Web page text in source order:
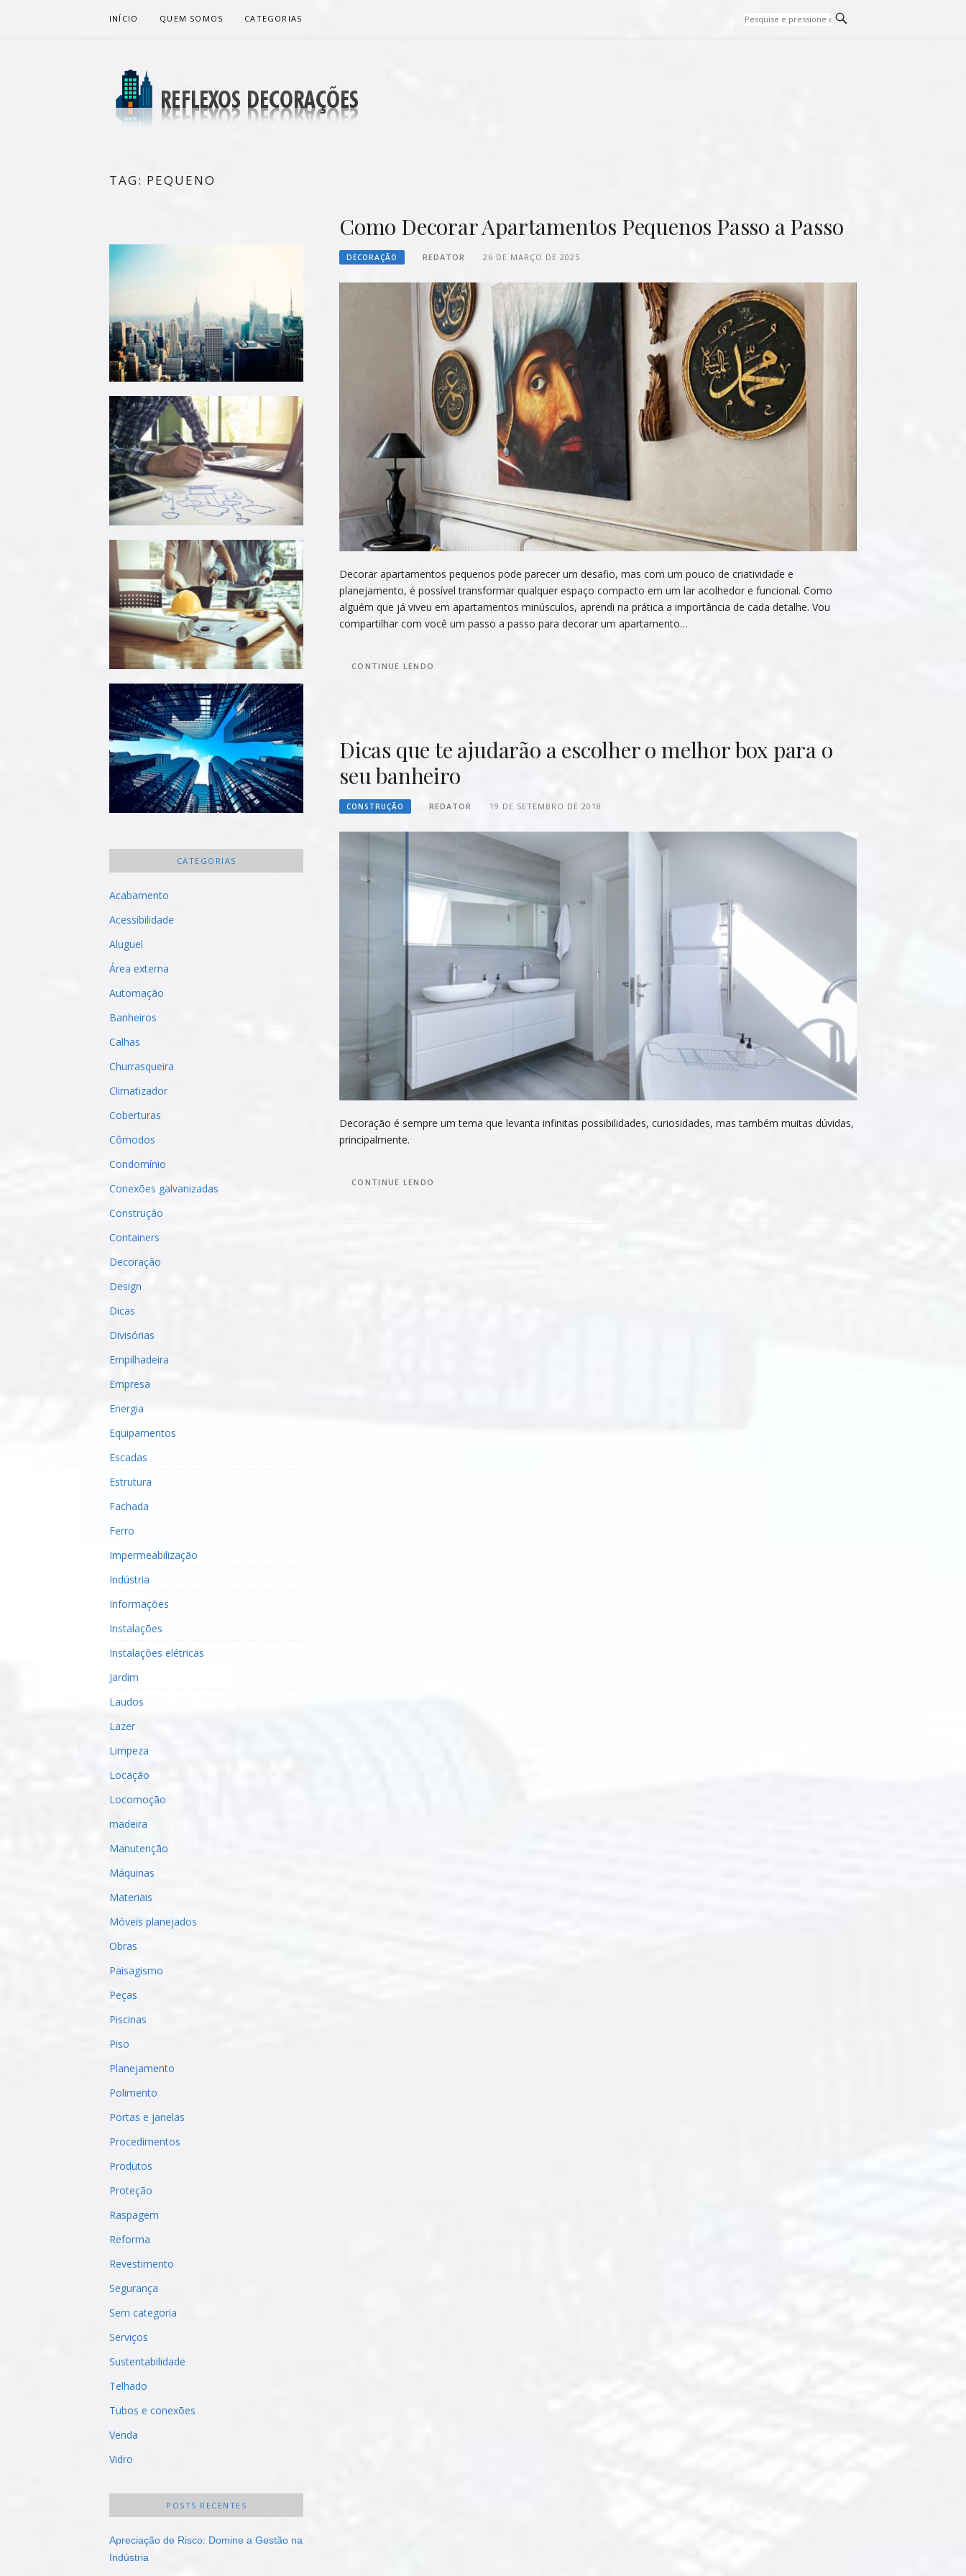
INÍCIO QUEM SOMOS CATEGORIAS
TAG: PEQUENO
Como Decorar Apartamentos Pequenos Passo a Passo
DECORAÇÃO REDATOR 26 DE MARÇO DE 2025
Decorar apartamentos pequenos pode parecer um desafio, mas com um pouco de criatividade e
planejamento, é possível transformar qualquer espaço compacto em um lar acolhedor e funcional. Como
alguém que já viveu em apartamentos minúsculos, aprendi na prática a importância de cada detalhe. Vou
compartilhar com você um passo a passo para decorar um apartamento…
CONTINUE LENDO
Dicas que te ajudarão a escolher o melhor box para o
seu banheiro
CONSTRUÇÃO REDATOR 19 DE SETEMBRO DE 2018
Decoração é sempre um tema que levanta infinitas possibilidades, curiosidades, mas também muitas dúvidas,
principalmente.
CONTINUE LENDO
CATEGORIAS
Acabamento
Acessibilidade
Aluguel
Área externa
Automação
Banheiros
Calhas
Churrasqueira
Climatizador
Coberturas
Cômodos
Condomínio
Conexões galvanizadas
Construção
Containers
Decoração
Design
Dicas
Divisórias
Empilhadeira
Empresa
Energia
Equipamentos
Escadas
Estrutura
Fachada
Ferro
Impermeabilização
Indústria
Informações
Instalações
Instalações elétricas
Jardim
Laudos
Lazer
Limpeza
Locação
Locomoção
madeira
Manutenção
Máquinas
Materiais
Móveis planejados
Obras
Paisagismo
Peças
Piscinas
Piso
Planejamento
Polimento
Portas e janelas
Procedimentos
Produtos
Proteção
Raspagem
Reforma
Revestimento
Segurança
Sem categoria
Serviços
Sustentabilidade
Telhado
Tubos e conexões
Venda
Vidro
POSTS RECENTES
Apreciação de Risco: Domine a Gestão na
Indústria